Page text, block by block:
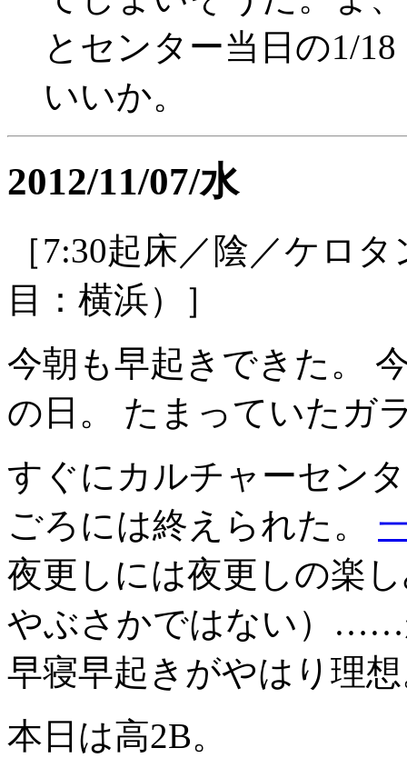
とセンター当日の1/
いいか。
2012/11/07/水
［7:30起床／陰／ケロ
目：横浜）］
今朝も早起きできた。
の日。 たまっていたガ
すぐにカルチャーセン
ごろには終えられた。
夜更しには夜更しの楽
やぶさかではない）
早寝早起きがやはり理
本日は高2B。